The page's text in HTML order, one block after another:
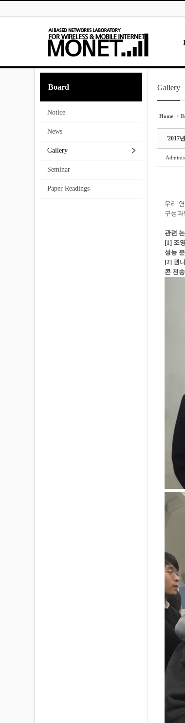
Research
Board
Notice
News
Gallery
Seminar
Paper Readings
Gallery
Home
'2017
우리
구성
관련
[1] 조
성능
[2] 권
콘 전
Sketchbook5, 스케치북5
Sketchbook5, 스케치북5
Sketchbook5, 스케치북5
Sketchbook5, 스케치북5